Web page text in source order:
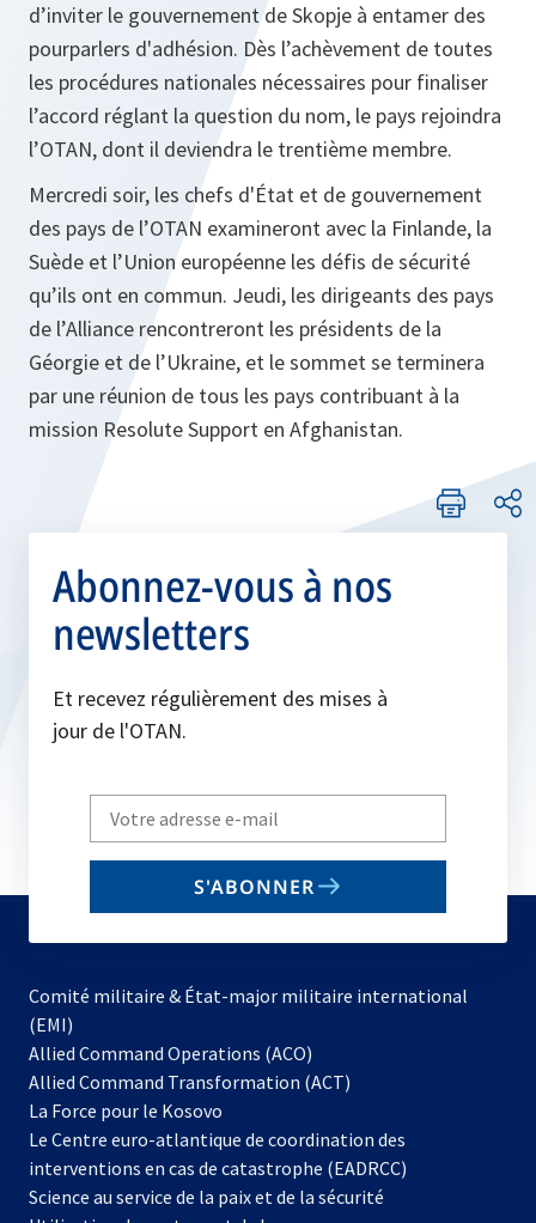
d’inviter le gouvernement de Skopje à entamer des
pourparlers d'adhésion. Dès l’achèvement de toutes
les procédures nationales nécessaires pour finaliser
l’accord réglant la question du nom, le pays rejoindra
l’OTAN, dont il deviendra le trentième membre.
Mercredi soir, les chefs d'État et de gouvernement
des pays de l’OTAN examineront avec la Finlande, la
Suède et l’Union européenne les défis de sécurité
qu’ils ont en commun. Jeudi, les dirigeants des pays
de l’Alliance rencontreront les présidents de la
Géorgie et de l’Ukraine, et le sommet se terminera
par une réunion de tous les pays contribuant à la
mission Resolute Support en Afghanistan.
Abonnez-vous à nos
newsletters
Et recevez régulièrement des mises à
jour de l'OTAN.
Write
your
email
S'ABONNER
Comité militaire & État-major militaire international
(EMI)
Allied Command Operations (ACO)
dans
nouvel
onglet
Allied Command Transformation (ACT)
La Force pour le Kosovo
dans
un
nouvel
Le Centre euro-atlantique de coordination des
interventions en cas de catastrophe (EADRCC)
Science au service de la paix et de la sécurité